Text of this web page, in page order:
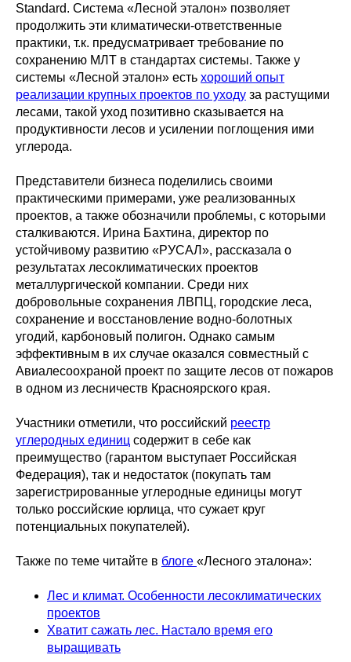
Standard. Система «Лесной эталон» позволяет
продолжить эти климатически-ответственные
практики, т.к. предусматривает требование по
сохранению МЛТ в стандартах системы. Также у
системы «Лесной эталон» есть хороший опыт
реализации крупных проектов по уходу за растущими
лесами, такой уход позитивно сказывается на
продуктивности лесов и усилении поглощения ими
углерода.
Представители бизнеса поделились своими
практическими примерами, уже реализованных
проектов, а также обозначили проблемы, с которыми
сталкиваются. Ирина Бахтина, директор по
устойчивому развитию «РУСАЛ», рассказала о
результатах лесоклиматических проектов
металлургической компании. Среди них
добровольные сохранения ЛВПЦ, городские леса,
сохранение и восстановление водно-болотных
угодий, карбоновый полигон. Однако самым
эффективным в их случае оказался совместный с
Авиалесоохраной проект по защите лесов от пожаров
в одном из лесничеств Красноярского края.
Участники отметили, что российский реестр
углеродных единиц содержит в себе как
преимущество (гарантом выступает Российская
Федерация), так и недостаток (покупать там
зарегистрированные углеродные единицы могут
только российские юрлица, что сужает круг
потенциальных покупателей).
Также по теме читайте в блоге «Лесного эталона»:
Лес и климат. Особенности лесоклиматических
проектов
Хватит сажать лес. Настало время его
выращивать